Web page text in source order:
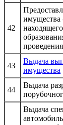
42
имущества
43
Выдача
имущества
44
Выдача
Выдача